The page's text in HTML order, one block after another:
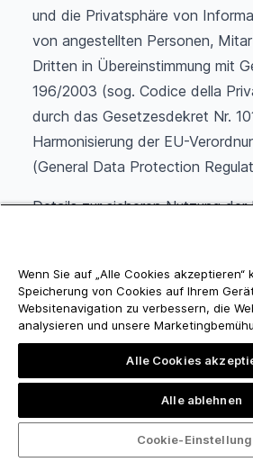
und die Privatsphäre von
von angestellten Personen,
Dritten in Übereinstimmung mit
196/2003 (sog. Codice della
durch das Gesetzesdekret Nr.
Harmonisierung der EU-
(General Data Protection
Details zur sicheren Nutzung
Dokumenten im Detail geregelt.
4.16. Kommunikation &
Jede Art der Kommunikation
Einhaltung der geltenden
professionellen Verhaltensregeln.
Wenn Sie auf „Alle Cookies akzeptieren“
Speicherung von Cookies auf Ihrem
Websitenavigation zu verbessern, die
analysieren und unsere
Alle Cookies
Alle ablehnen
Cookie-